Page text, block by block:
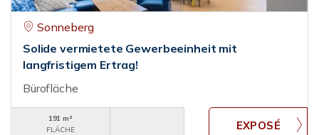
Sonneberg
Solide vermietete Gewerbeeinheit mit
langfristigem Ertrag!
Bürofläche
191 m²
FLÄCHE